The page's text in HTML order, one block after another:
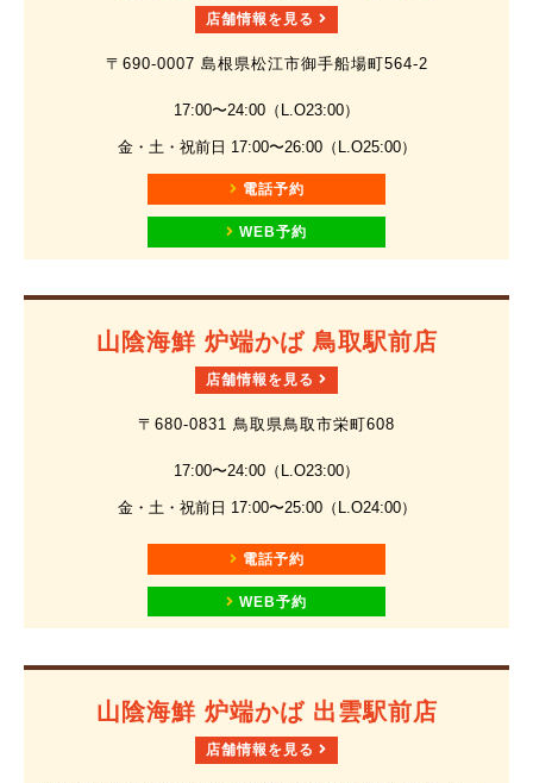
店舗情報を見る
〒690-0007 島根県松江市御手船場町564-2
17:00〜24:00（L.O23:00）
金・土・祝前日 17:00〜26:00（L.O25:00）
電話予約
WEB予約
山陰海鮮 炉端かば 鳥取駅前店
店舗情報を見る
〒680-0831 鳥取県鳥取市栄町608
17:00〜24:00（L.O23:00）
金・土・祝前日 17:00〜25:00（L.O24:00）
電話予約
WEB予約
山陰海鮮 炉端かば 出雲駅前店
店舗情報を見る